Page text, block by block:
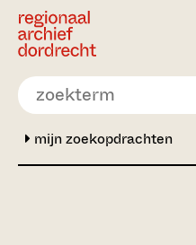
Ga direct naar de inhoud
mijn zoekopdrachten